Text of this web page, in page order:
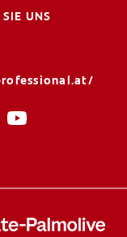
UNS